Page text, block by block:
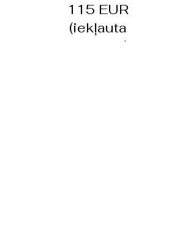
115 EUR
(iekļauta
piegāde)